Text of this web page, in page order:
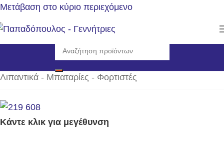
Μετάβαση στο κύριο περιεχόμενο
Αρχική σελίδα/Αναλώσιμα - Ανταλλακτικά/
Λιπαντικά - Μπαταρίες - Φορτιστές
Κάντε κλικ για μεγέθυνση